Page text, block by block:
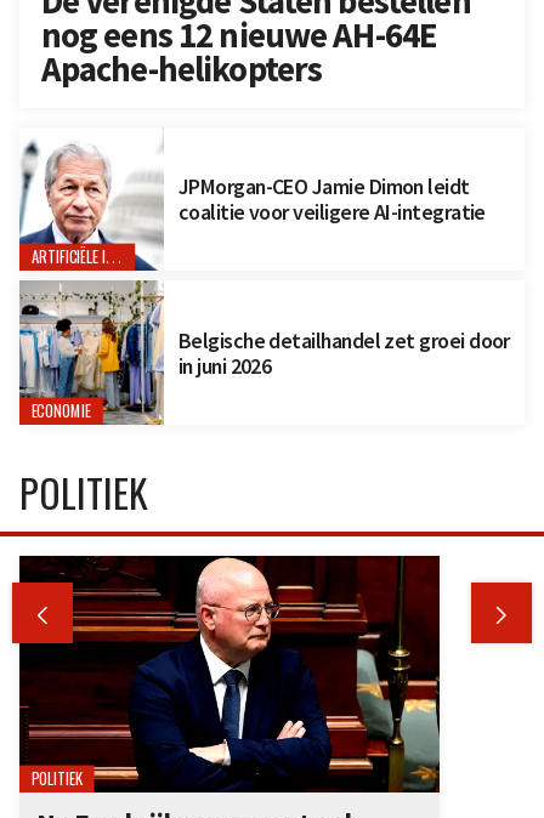
nog eens 12 nieuwe AH-64E
Apache-helikopters
ARTIFICIËLE INTELLIGENTIE
JPMorgan-CEO Jamie Dimon leidt
coalitie voor veiligere AI-integratie
ECONOMIE
Belgische detailhandel zet groei door
in juni 2026
POLITIEK
 
POLITIEK